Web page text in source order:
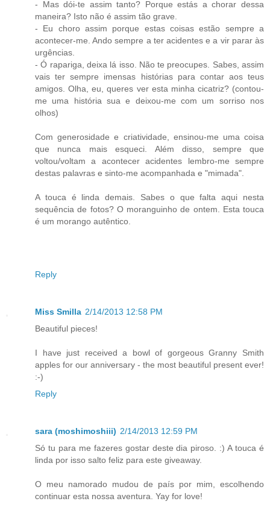
- Mas dói-te assim tanto? Porque estás a chorar dessa
maneira? Isto não é assim tão grave.
- Eu choro assim porque estas coisas estão sempre a
acontecer-me. Ando sempre a ter acidentes e a vir parar às
urgências.
- Ó rapariga, deixa lá isso. Não te preocupes. Sabes, assim
vais ter sempre imensas histórias para contar aos teus
amigos. Olha, eu, queres ver esta minha cicatriz? (contou-
me uma história sua e deixou-me com um sorriso nos
olhos)
Com generosidade e criatividade, ensinou-me uma coisa
que nunca mais esqueci. Além disso, sempre que
voltou/voltam a acontecer acidentes lembro-me sempre
destas palavras e sinto-me acompanhada e "mimada".
A touca é linda demais. Sabes o que falta aqui nesta
sequência de fotos? O moranguinho de ontem. Esta touca
é um morango autêntico.
Reply
Miss Smilla 2/14/2013 12:58 PM
Beautiful pieces!
I have just received a bowl of gorgeous Granny Smith
apples for our anniversary - the most beautiful present ever!
:-)
Reply
sara (moshimoshiii) 2/14/2013 12:59 PM
Só tu para me fazeres gostar deste dia piroso. :) A touca é
linda por isso salto feliz para este giveaway.
O meu namorado mudou de país por mim, escolhendo
continuar esta nossa aventura. Yay for love!